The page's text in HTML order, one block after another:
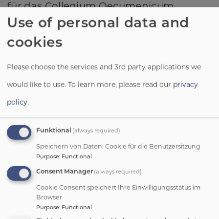
für das Collegium Oecumenicum.
Das Hausleben wurde geprägt durch
dieStudienleiter:innen
Erfahrungen aus Partnerkirchen in
Lateinamerika mit. Der langjährige
Direktor von Mission EineWelt,
Pfr. Peter Weigand war in den
Aufbaufjahren 1986 bis 1992 als
Studienleiter tätig. Sein Nachfolger,
Pfr. Jürgen Reichelleitete das Haus von
1993 bis 1999, und ist seit 2012
Generalsekretär der Evangelischen
Mission in Solidarität (EMS) mit Sitz in
Stuttgart. Der heutige Leiter der
Use of personal data and
cookies
Please choose the services and 3rd party applications we
would like to use. To learn more, please read our privacy
policy.
Funktional (always required)
Speichern von Daten: Cookie für die Benutzersitzung
Purpose: Functional
Consent Manager (always required)
Cookie Consent speichert Ihre Einwilligungsstatus im
Browser
Purpose: Functional